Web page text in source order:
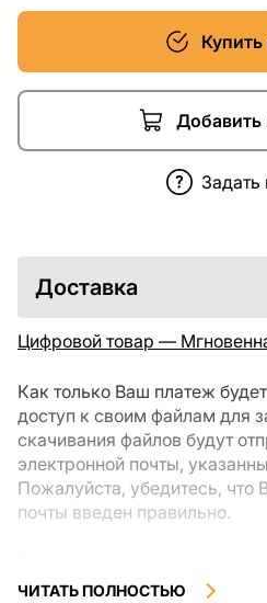
Купить
Добавить
Задать
Доставка
Цифровой товар —
Как только Ваш платеж
доступ к своим файлам для
скачивания файлов будут
электронной почты,
Пожалуйста, убедитесь, что
почты введен правильно.
загрузки, не подлежат
ЧИТАТЬ ПОЛНОСТЬЮ